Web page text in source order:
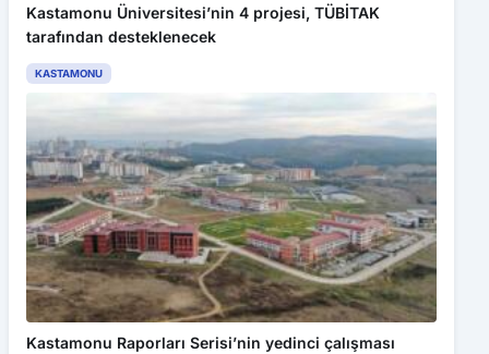
Kastamonu Üniversitesi’nin 4 projesi, TÜBİTAK
tarafından desteklenecek
KASTAMONU
Kastamonu Raporları Serisi’nin yedinci çalışması